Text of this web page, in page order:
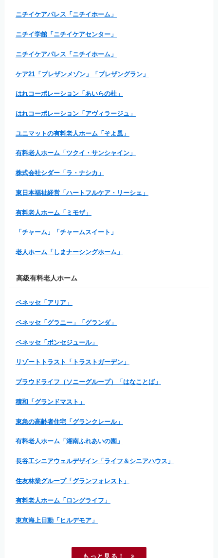
ニチイケアパレス「ニチイホーム」
ニチイ学館「ニチイケアセンター」
ニチイケアパレス「ニチイホーム」
ケア21「プレザンメゾン」「プレザングラン」
はれコーポレーション「あいらの杜」
はれコーポレーション「アヴィラージュ」
ユニマットの有料老人ホーム「そよ風」
有料老人ホーム「ツクイ・サンシャイン」
株式会社シダー「ラ・ナシカ」
東日本福祉経営「ハートフルケア・リーシェ」
有料老人ホーム「ミモザ」
「チャーム」「チャームスイート」
老人ホーム「しまナーシングホーム」
高級有料老人ホーム
ベネッセ「アリア」
ベネッセ「グラニー」「グランダ」
ベネッセ「ボンセジュール」
リゾートトラスト「トラストガーデン」
プラウドライフ（ソニーグループ）「はなことば」
積和「グランドマスト」
東急の高齢者住宅「グランクレール」
有料老人ホーム「湘南ふれあいの園」
長谷工シニアウェルデザイン「ライフ＆シニアハウス」
住友林業グループ「グランフォレスト」
有料老人ホーム「ロングライフ」
東京海上日動「ヒルデモア」
もっと見る！